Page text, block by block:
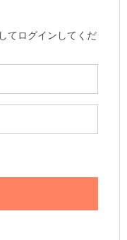
てログインしてくだ